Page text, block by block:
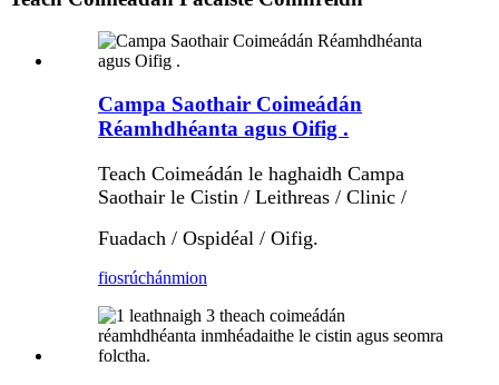
Campa Saothair Coimeádán
Réamhdhéanta agus Oifig .
Teach Coimeádán le haghaidh Campa
Saothair le Cistin / Leithreas / Clinic /
Fuadach / Ospidéal / Oifig.
fiosrúchánmion